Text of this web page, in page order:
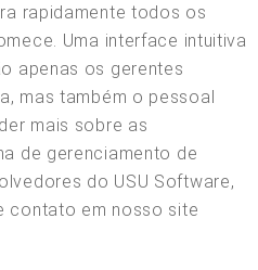
rapidamente todos os
Uma interface intuitiva
apenas os gerentes
mas também o pessoal
mais sobre as
de gerenciamento de
do USU Software,
contato em nosso site